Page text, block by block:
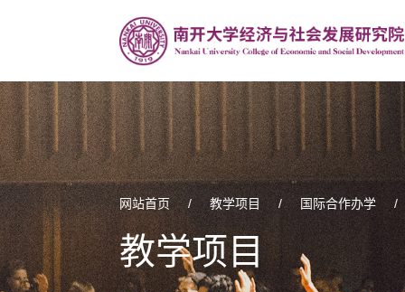
网站首页 / 教学项目 / 国际合作办学 /
教学项目